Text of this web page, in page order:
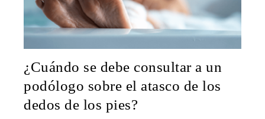
¿Cuándo se debe consultar a un
podólogo sobre el atasco de los
dedos de los pies?